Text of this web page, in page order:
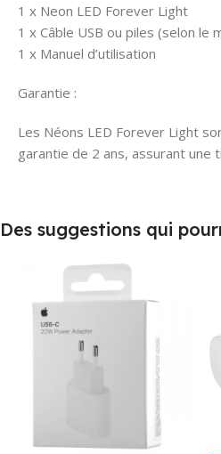
1 x Neon LED Forever Light
1 x Câble USB ou piles (selon le
1 x Manuel d’utilisation
Garantie :
Les Néons LED Forever Light
garantie de 2 ans, assurant une
Des suggestions qui